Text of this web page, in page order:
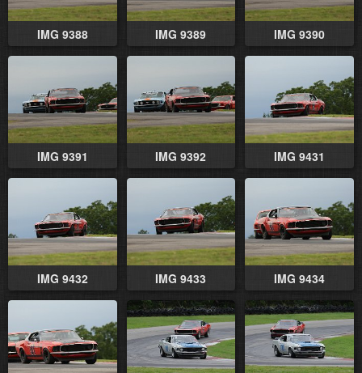
IMG 9388 IMG 9389 IMG 9390
IMG 9391 IMG 9392 IMG 9431
IMG 9432 IMG 9433 IMG 9434